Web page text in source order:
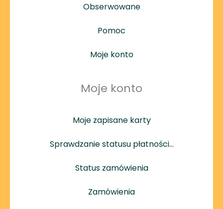
Obserwowane
Pomoc
Moje konto
Moje konto
Moje zapisane karty
Sprawdzanie statusu płatności…
Status zamówienia
Zamówienia